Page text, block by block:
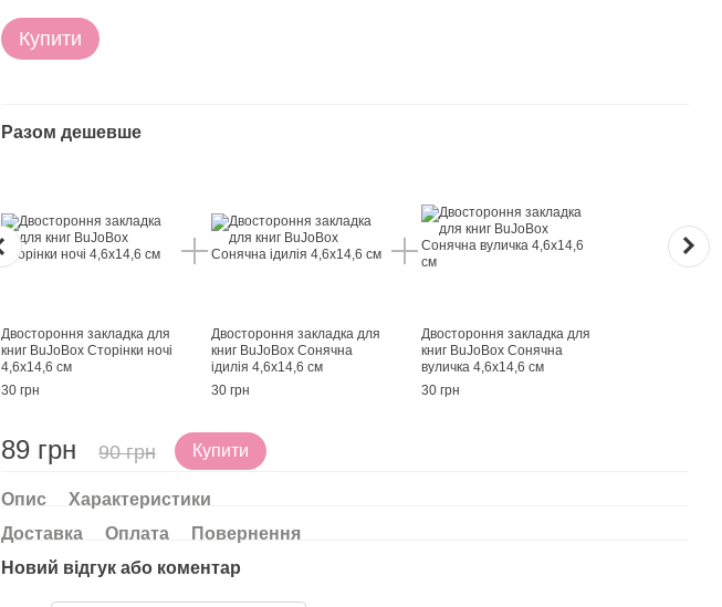
Купити
Разом дешевше
Двостороння закладка для
книг BuJoBox Сторінки ночі
4,6х14,6 см
30 грн
Двостороння закладка для
книг BuJoBox Сонячна
ідилія 4,6х14,6 см
30 грн
Двостороння закладка для
книг BuJoBox Сонячна
вуличка 4,6х14,6 см
30 грн
89 грн 90 грн Купити
Опис
Характеристики
Доставка
Оплата
Повернення
Новий відгук або коментар